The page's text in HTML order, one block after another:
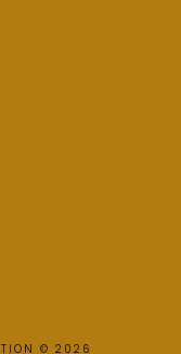
© 2026